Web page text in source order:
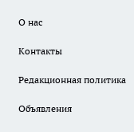
О нас
Контакты
Редакционная политика
Объявления